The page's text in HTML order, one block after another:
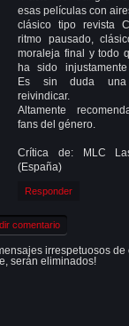
esas películas con
clásico tipo revista
ritmo pausado,
moraleja final y todo
ha sido
Es sin duda
reivindicar.
Altamente
fans del género.
Crítica de: MLC
(España)
Responder
comentario
irrespetuosos
serán eliminados!